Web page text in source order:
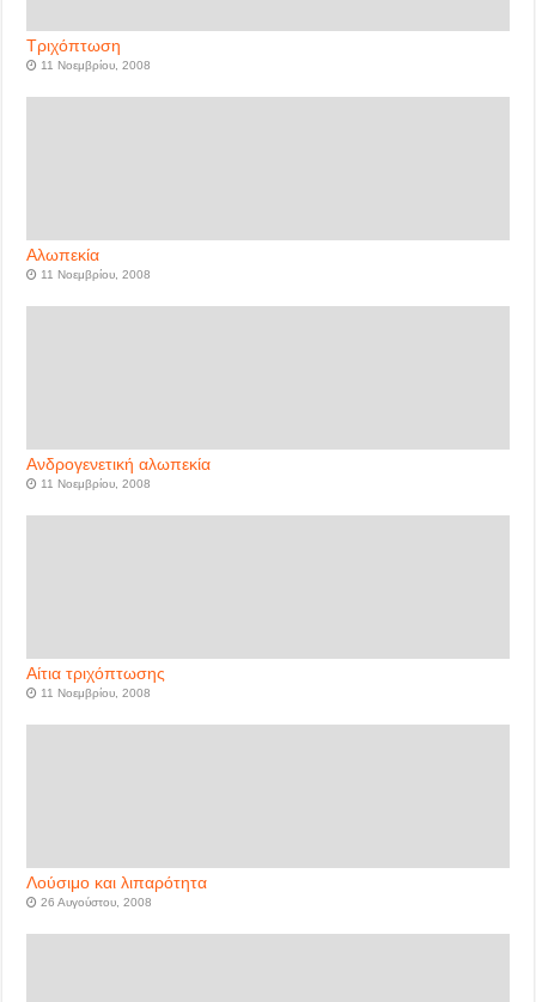
Τριχόπτωση
11 Νοεμβρίου, 2008
Αλωπεκία
11 Νοεμβρίου, 2008
Ανδρογενετική αλωπεκία
11 Νοεμβρίου, 2008
Αίτια τριχόπτωσης
11 Νοεμβρίου, 2008
Λούσιμο και λιπαρότητα
26 Αυγούστου, 2008